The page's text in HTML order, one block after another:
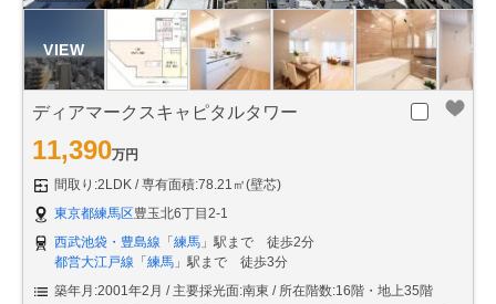
ディアマークスキャピタルタワー
11,390万円
間取り:2LDK
専有面積:78.21㎡(壁芯)
東京都練馬区豊玉北6丁目2-1
西武池袋・豊島線 「 練馬 」駅まで 徒歩2分
都営大江戸線 「 練馬 」駅まで 徒歩3分
築年月:2001年2月
主要採光面:南東 所在階数:16階・地上35階